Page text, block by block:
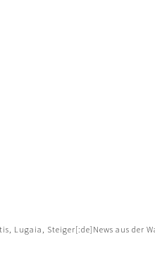
Lugaia, Steiger[:de]News aus